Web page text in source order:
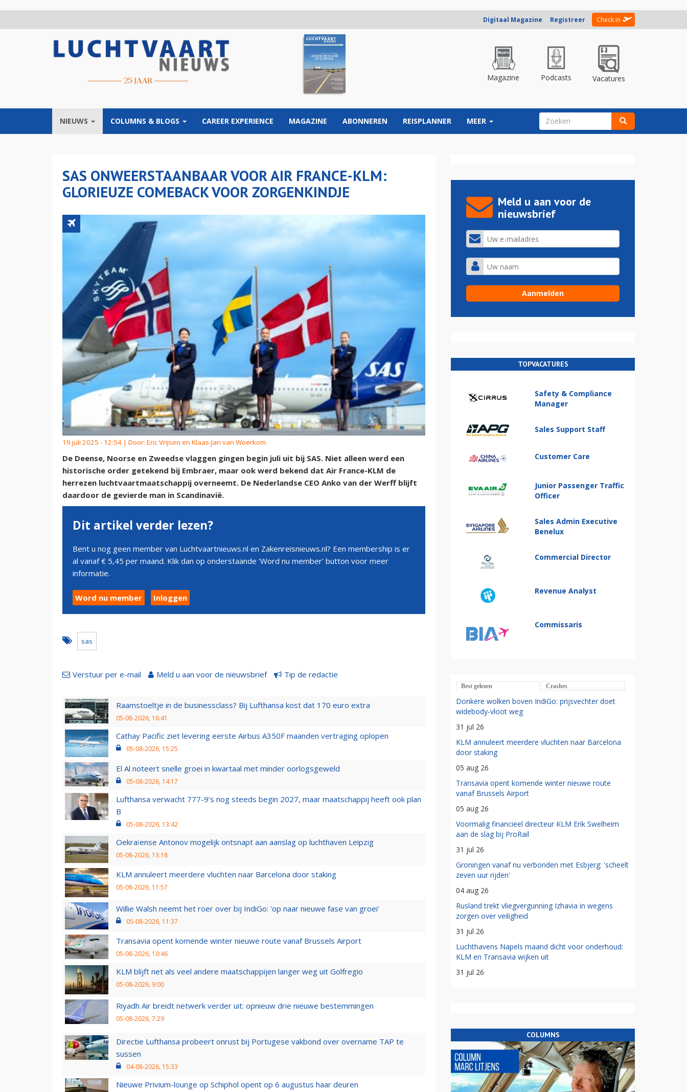
Digitaal Magazine Registreer Check in
Magazine Podcasts Vacatures
NIEUWS COLUMNS & BLOGS CAREER EXPERIENCE MAGAZINE ABONNEREN REISPLANNER MEER ZOEKVELD
SAS ONWEERSTAANBAAR VOOR AIR FRANCE-KLM:
GLORIEUZE COMEBACK VOOR ZORGENKINDJE
19 juli 2025 - 12:54 | Door: Eric Vrijsen en Klaas-Jan van Woerkom
De Deense, Noorse en Zweedse vlaggen gingen begin juli uit bij SAS. Niet alleen werd een
historische order getekend bij Embraer, maar ook werd bekend dat Air France-KLM de
herrezen luchtvaartmaatschappij overneemt. De Nederlandse CEO Anko van der Werff blijft
daardoor de gevierde man in Scandinavië.
Dit artikel verder lezen?
Bent u nog geen member van Luchtvaartnieuws.nl en Zakenreisnieuws.nl? Een membership is er
al vanaf € 5,45 per maand. Klik dan op onderstaande 'Word nu member' button voor meer
informatie.
Word nu member Inloggen
sas
Verstuur per e-mail Meld u aan voor de nieuwsbrief Tip de redactie
Raamstoeltje in de businessclass? Bij Lufthansa kost dat 170 euro extra
05-08-2026, 16:41
Cathay Pacific ziet levering eerste Airbus A350F maanden vertraging oplopen
05-08-2026, 15:25
El Al noteert snelle groei in kwartaal met minder oorlogsgeweld
05-08-2026, 14:17
Lufthansa verwacht 777-9’s nog steeds begin 2027, maar maatschappij heeft ook plan
B
05-08-2026, 13:42
Oekraïense Antonov mogelijk ontsnapt aan aanslag op luchthaven Leipzig
05-08-2026, 13:18
KLM annuleert meerdere vluchten naar Barcelona door staking
05-08-2026, 11:57
Willie Walsh neemt het roer over bij IndiGo: 'op naar nieuwe fase van groei'
05-08-2026, 11:37
Transavia opent komende winter nieuwe route vanaf Brussels Airport
05-08-2026, 10:46
KLM blijft net als veel andere maatschappijen langer weg uit Golfregio
05-08-2026, 9:00
Riyadh Air breidt netwerk verder uit: opnieuw drie nieuwe bestemmingen
05-08-2026, 7:29
Directie Lufthansa probeert onrust bij Portugese vakbond over overname TAP te
sussen
04-08-2026, 15:33
Nieuwe Privium-lounge op Schiphol opent op 6 augustus haar deuren
Meld u aan voor de
nieuwsbrief
TOPVACATURES
Safety & Compliance
Manager
Sales Support Staff
Customer Care
Junior Passenger Traffic
Officer
Sales Admin Executive
Benelux
Commercial Director
Revenue Analyst
Commissaris
Best gelezen Crashes
Donkere wolken boven IndiGo: prijsvechter doet
widebody-vloot weg
31 jul 26
KLM annuleert meerdere vluchten naar Barcelona
door staking
05 aug 26
Transavia opent komende winter nieuwe route
vanaf Brussels Airport
05 aug 26
Voormalig financieel directeur KLM Erik Swelheim
aan de slag bij ProRail
31 jul 26
Groningen vanaf nu verbonden met Esbjerg: 'scheelt
zeven uur rijden'
04 aug 26
Rusland trekt vliegvergunning Izhavia in wegens
zorgen over veiligheid
31 jul 26
Luchthavens Napels maand dicht voor onderhoud:
KLM en Transavia wijken uit
31 jul 26
COLUMNS